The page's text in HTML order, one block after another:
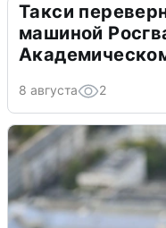
Такси
машиной
8 августа 2